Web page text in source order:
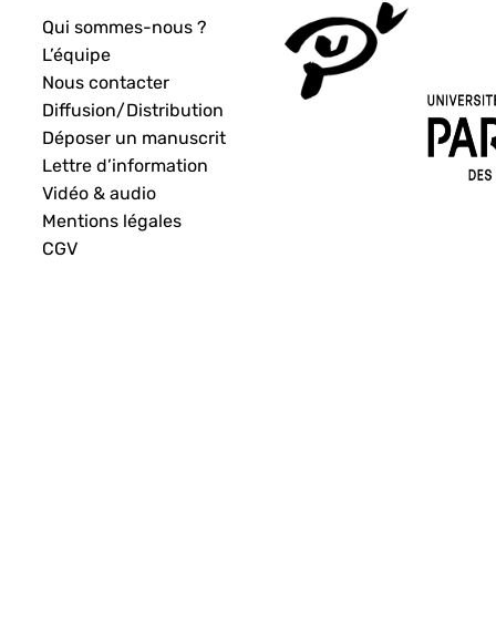
Qui sommes-nous ?
L’équipe
Nous contacter
Diffusion/Distribution
Déposer un manuscrit
Lettre d’information
Vidéo & audio
Mentions légales
CGV